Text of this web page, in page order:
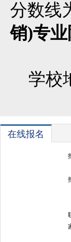
分数线
销)专
学校
在线报名